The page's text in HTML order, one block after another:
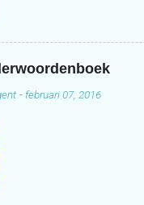
- februari 07, 2016